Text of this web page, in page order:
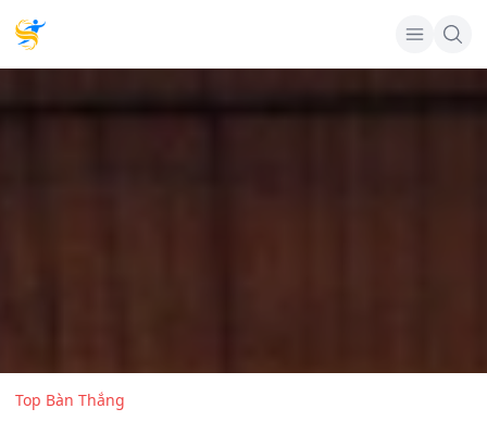
Top Bàn Thắng